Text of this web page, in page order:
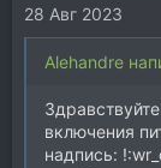
28 Авг 2023
Alehandre
включения
надпись: